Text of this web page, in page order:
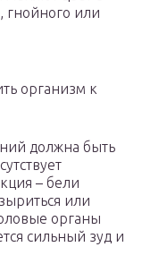
гнойного или
организм к
должна быть
– бели
или
органы
сильный зуд и